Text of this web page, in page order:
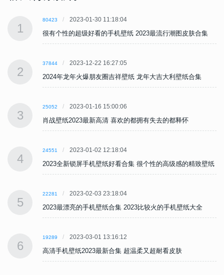
1
80423 2023-01-30 11:18:04
很有个性的超级好看的手机壁纸 2023最流行潮图皮肤合集
2
37844 2023-12-22 16:27:05
2024年龙年火爆朋友圈吉祥壁纸 龙年大吉大利壁纸合集
3
25052 2023-01-16 15:00:06
肖战壁纸2023最新高清 喜欢的都拥有失去的都释怀
4
24551 2023-01-02 12:18:04
2023全新锁屏手机壁纸好看合集 很个性的高级感的精致壁纸
5
22281 2023-02-03 23:18:04
2023最漂亮的手机壁纸合集 2023比较火的手机壁纸大全
6
19289 2023-03-01 13:16:12
高清手机壁纸2023最新合集 超温柔又超耐看皮肤